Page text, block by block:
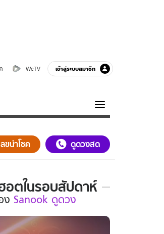
WeTV เข้าสู่ระบบสมาชิก
ความรู้รอบตัว
ฮาวทู
ขนำโชค ดูดวงสด
อตในรอบสัปดาห์
ง Sanook ดูดวง